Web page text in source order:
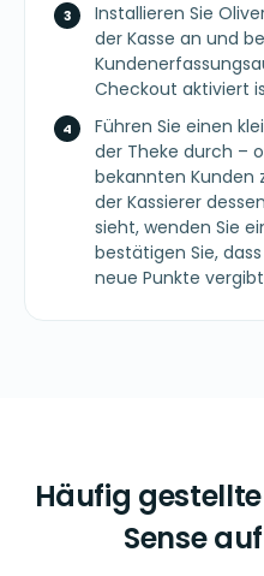
Installieren Sie
der Kasse an und
Checkout aktiviert
Führen Sie einen
der Theke durch –
bekannten Kunden
der Kassierer
sieht, wenden Sie
bestätigen Sie,
neue Punkte vergibt
Häufig
Sense